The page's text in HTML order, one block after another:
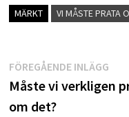
MÄRKT VI MÅSTE PRATA
FÖREGÅENDE INLÄGG
Måste vi verkligen
om det?